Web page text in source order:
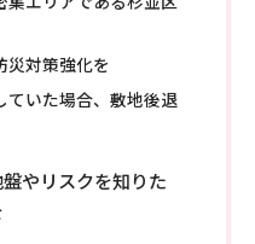
災対策強化を
ていた場合、敷地後退
やリスクを知りた